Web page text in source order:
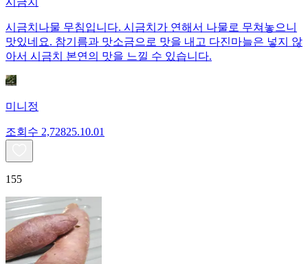
시금치나물 무침입니다. 시금치가 연해서 나물로 무쳐놓으니
맛있네요. 참기름과 맛소금으로 맛을 내고 다진마늘은 넣지 않
아서 시금치 본연의 맛을 느낄 수 있습니다.
미니정
조회수 2,72825.10.01
155